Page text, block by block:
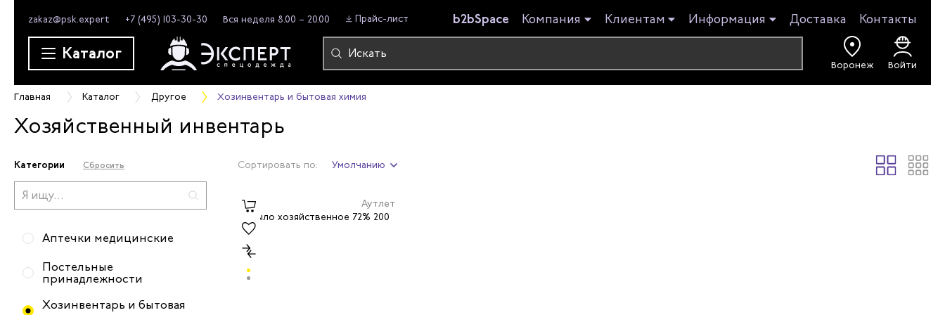
zakaz@psk.expert +7 (495) 103-30-30 Вся неделя 8.00 – 20.00 Прайс-лист b2bSpace Компания Клиентам Информация Доставка Контакты
Каталог
Воронеж Войти
Главная Каталог Другое Хозинвентарь и бытовая химия
Хозяйственный инвентарь
Категории Сбросить
Аптечки медицинские
Постельные
принадлежности
Хозинвентарь и бытовая
Сортировать по: Умолчанию
Аутлет